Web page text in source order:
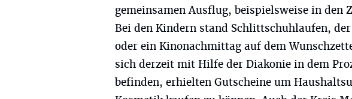
gemeinsamen Ausflug, beispielsweise in den
Bei den Kindern stand Schlittschuhlaufen,
oder ein Kinonachmittag auf dem
sich derzeit mit Hilfe der Diakonie in dem
befinden, erhielten Gutscheine um